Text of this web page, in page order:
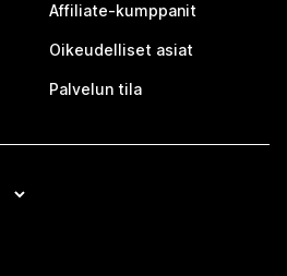
Affiliate-kumppanit
Oikeudelliset asiat
Palvelun tila